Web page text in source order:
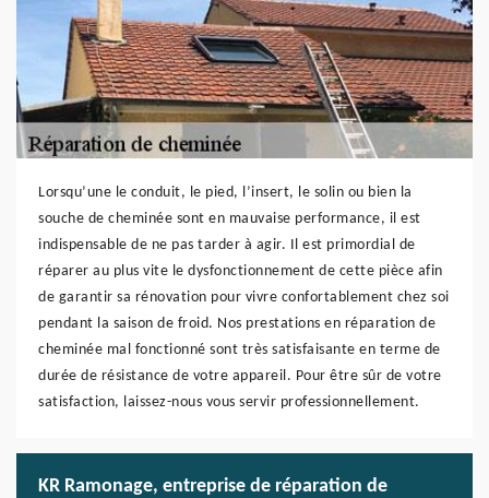
Lorsqu’une le conduit, le pied, l’insert, le solin ou bien la
souche de cheminée sont en mauvaise performance, il est
indispensable de ne pas tarder à agir. Il est primordial de
réparer au plus vite le dysfonctionnement de cette pièce afin
de garantir sa rénovation pour vivre confortablement chez soi
pendant la saison de froid. Nos prestations en réparation de
cheminée mal fonctionné sont très satisfaisante en terme de
durée de résistance de votre appareil. Pour être sûr de votre
satisfaction, laissez-nous vous servir professionnellement.
KR Ramonage, entreprise de réparation de